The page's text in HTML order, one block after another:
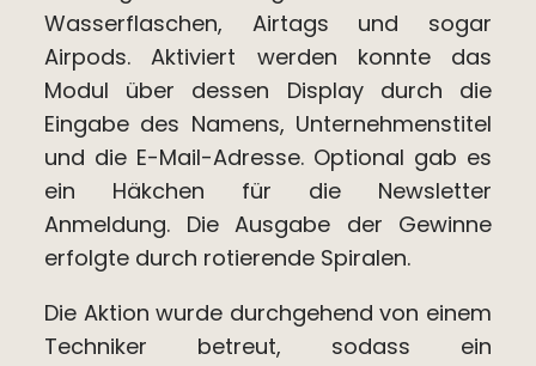
Wasserflaschen, Airtags und sogar
Airpods. Aktiviert werden konnte das
Modul über dessen Display durch die
Eingabe des Namens, Unternehmenstitel
und die E-Mail-Adresse. Optional gab es
ein Häkchen für die Newsletter
Anmeldung. Die Ausgabe der Gewinne
erfolgte durch rotierende Spiralen.
Die Aktion wurde durchgehend von einem
Techniker betreut, sodass ein